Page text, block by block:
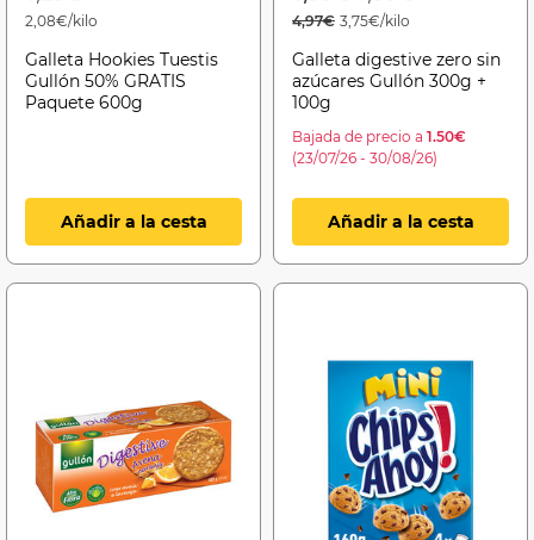
2,08€/kilo
Galleta Hookies Tuestis
Gullón 50% GRATIS
Paquete 600g
Añadir a la cesta
4,97€ 3,75€/kilo
Galleta digestive zero sin
azúcares Gullón 300g +
100g
Bajada de precio a 1.50€
(23/07/26 - 30/08/26)
Añadir a la cesta